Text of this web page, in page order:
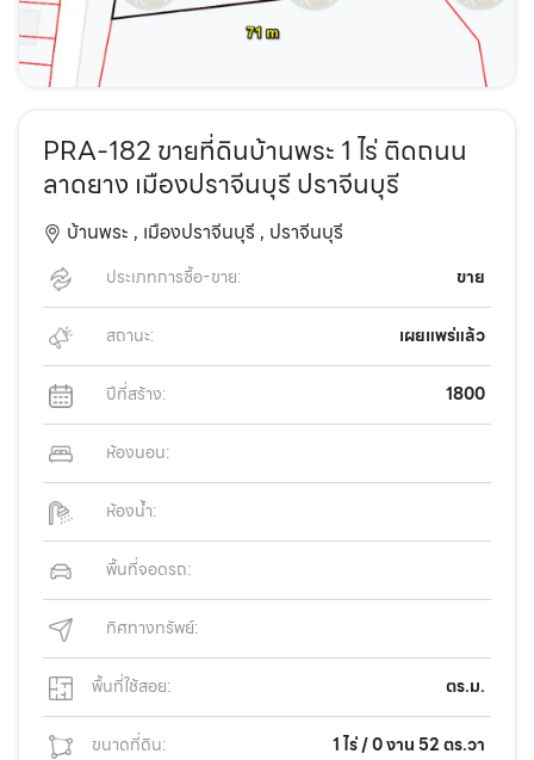
PRA-182 ขายที่ดินบ้านพระ 1 ไร่ ติดถนน
ลาดยาง เมืองปราจีนบุรี ปราจีนบุรี
บ้านพระ , เมืองปราจีนบุรี , ปราจีนบุรี
ประเภทการซื้อ-ขาย: ขาย
สถานะ: เผยแพร่แล้ว
ปีที่สร้าง: 1800
ห้องนอน:
ห้องน้ำ:
พื้นที่จอดรถ:
ทิศทางทรัพย์:
พื้นที่ใช้สอย: ตร.ม.
ขนาดที่ดิน: 1 ไร่ / 0 งาน 52 ตร.วา